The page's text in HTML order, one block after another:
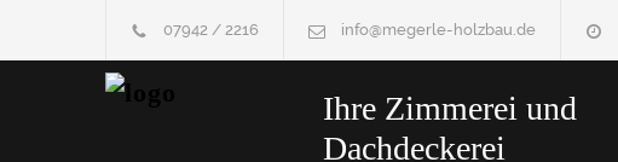
07942 / 2216 info@megerle-holzbau.de
Ihre Zimmerei und
Dachdeckerei